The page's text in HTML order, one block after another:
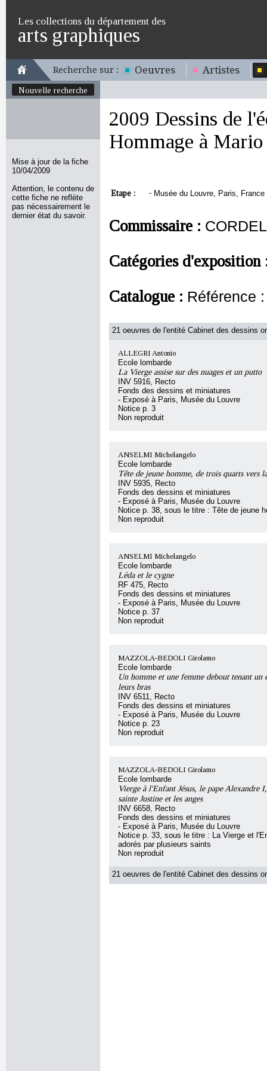
Les collections du département des
arts graphiques
Recherche sur : Oeuvres Artistes
Nouvelle recherche
Mise à jour de la fiche
10/04/2009
Attention, le contenu de
cette fiche ne reflète
pas nécessairement le
dernier état du savoir.
2009 Dessins de
Hommage à
Etape : - Musée du Louvre, Paris,
Commissaire :
Catégories
Catalogue : Référence
21 oeuvres de l'entité Cabinet des dessins
ALLEGRI Antonio
Ecole lombarde
La Vierge assise sur des nuages et un putto
INV 5916, Recto
Fonds des dessins et miniatures
- Exposé à Paris, Musée du Louvre
Notice p. 3
Non reproduit
ANSELMI Michelangelo
Ecole lombarde
Tête de jeune homme, de trois quarts vers
INV 5935, Recto
Fonds des dessins et miniatures
- Exposé à Paris, Musée du Louvre
Notice p. 38, sous le titre : Tête de jeune
Non reproduit
ANSELMI Michelangelo
Ecole lombarde
Léda et le cygne
RF 475, Recto
Fonds des dessins et miniatures
- Exposé à Paris, Musée du Louvre
Notice p. 37
Non reproduit
MAZZOLA-BEDOLI Girolamo
Ecole lombarde
Un homme et une femme debout tenant un
leurs bras
INV 6511, Recto
Fonds des dessins et miniatures
- Exposé à Paris, Musée du Louvre
Notice p. 23
Non reproduit
MAZZOLA-BEDOLI Girolamo
Ecole lombarde
Vierge à l'Enfant Jésus, le pape Alexandre
sainte Justine et les anges
INV 6658, Recto
Fonds des dessins et miniatures
- Exposé à Paris, Musée du Louvre
Notice p. 33, sous le titre : La Vierge et
adorés par plusieurs saints
Non reproduit
21 oeuvres de l'entité Cabinet des dessins